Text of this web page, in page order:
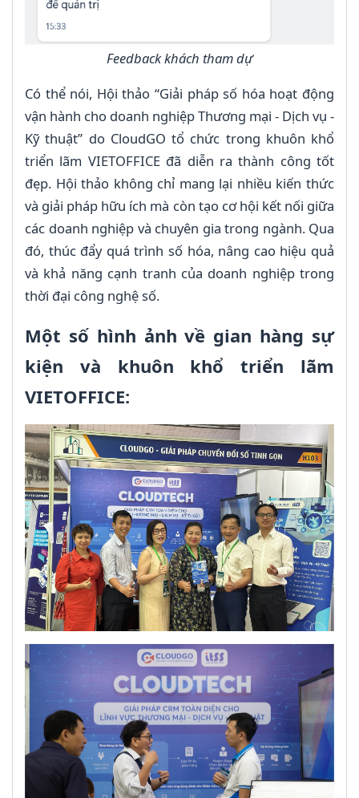
Feedback khách tham dự
Có thể nói, Hội thảo “Giải pháp số hóa hoạt động
vận hành cho doanh nghiệp Thương mại - Dịch vụ -
Kỹ thuật” do CloudGO tổ chức trong khuôn khổ
triển lãm VIETOFFICE đã diễn ra thành công tốt
đẹp. Hội thảo không chỉ mang lại nhiều kiến thức
và giải pháp hữu ích mà còn tạo cơ hội kết nối giữa
các doanh nghiệp và chuyên gia trong ngành. Qua
đó, thúc đẩy quá trình số hóa, nâng cao hiệu quả
và khả năng cạnh tranh của doanh nghiệp trong
thời đại công nghệ số.
Một số hình ảnh về gian hàng sự
kiện và khuôn khổ triển lãm
VIETOFFICE: